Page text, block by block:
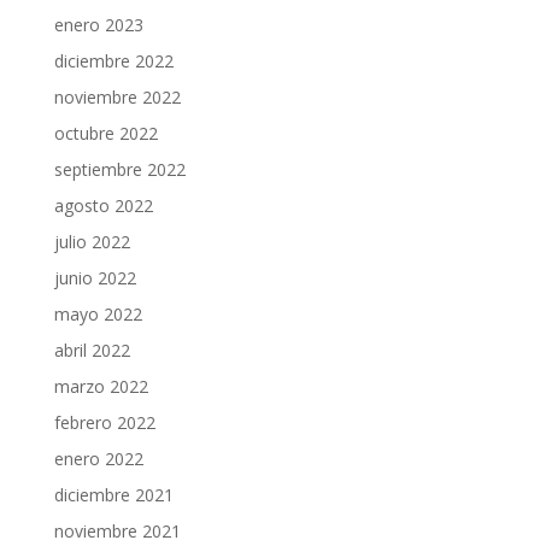
enero 2023
diciembre 2022
noviembre 2022
octubre 2022
septiembre 2022
agosto 2022
julio 2022
junio 2022
mayo 2022
abril 2022
marzo 2022
febrero 2022
enero 2022
diciembre 2021
noviembre 2021